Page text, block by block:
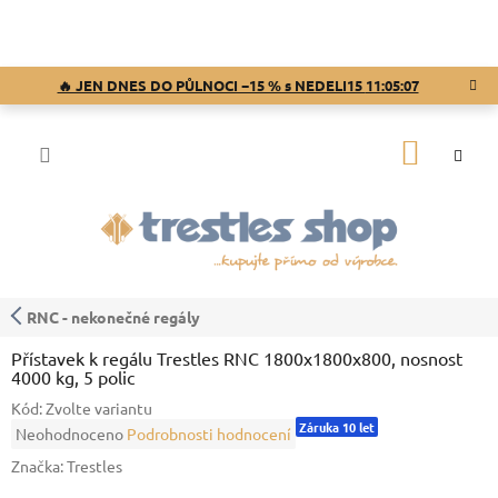
🔥 JEN DNES DO PŮLNOCI −15 % s NEDELI15 11:05:07
RNC - nekonečné regály
Přístavek k regálu Trestles RNC 1800x1800x800, nosnost
4000 kg, 5 polic
Kód:Zvolte variantu
Průměrné
produktu
Neohodnoceno Podrobnosti hodnocení Záruka 10 let
Značka:Trestles